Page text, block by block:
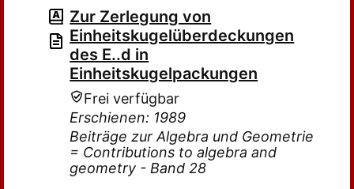
Zur Zerlegung von
Einheitskugelüberdeckungen
des E..d in
Einheitskugelpackungen
Frei verfügbar
Erschienen: 1989
Beiträge zur Algebra und Geometrie
= Contributions to algebra and
geometry - Band 28